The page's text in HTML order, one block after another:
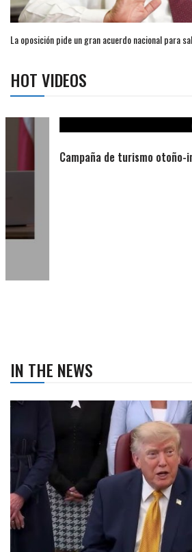
La oposición pide un gran acuerdo nacional para
HOT VIDEOS
Campaña de turismo otoño-invierno
IN THE NEWS